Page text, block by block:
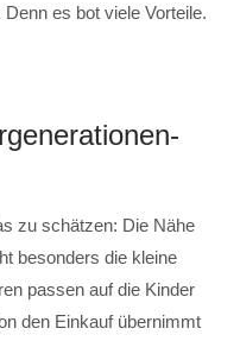
es bot viele Vorteile.
zu schätzen: Die Nähe
besonders die kleine
passen auf die Kinder
den Einkauf übernimmt